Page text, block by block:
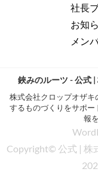
社長
お知
メン
鋏みのルーツ - 公式
株式会社クロップオザ
するものづくりをサポ
報
Copyright© 公式 | 株